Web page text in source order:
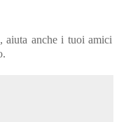
aiuta anche i tuoi amici